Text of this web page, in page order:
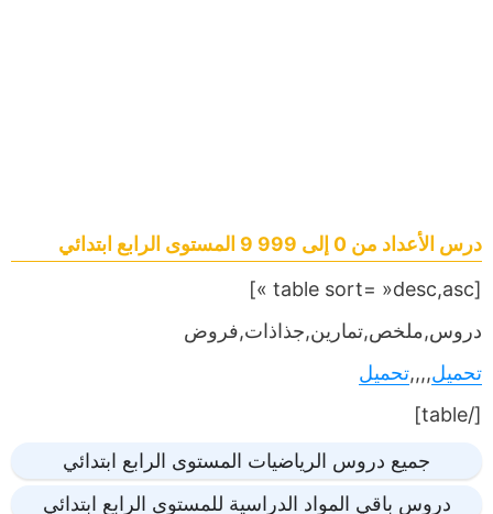
درس الأعداد من 0 إلى 999 9 المستوى الرابع ابتدائي
[table sort= »desc,asc »]
دروس,ملخص,تمارين,جذاذات,فروض
تحميل,,,,تحميل
[/table]
جميع دروس الرياضيات المستوى الرابع ابتدائي
دروس باقي المواد الدراسية للمستوى الرابع ابتدائي